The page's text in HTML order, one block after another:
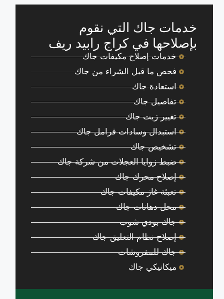
خدمات جاك التي نقوم
بإصلاحها في كراج رابيد ريف
خدمات إصلاح مكيفات جاك
فحص ما قبل الشراء من جاك
استعادة جاك
تفاصيل جاك
تغيير زيت جاك
استبدال وسادات فرامل جاك
تشخيص جاك
ضبط زوايا العجلات من شركة جاك
إصلاح محرك جاك
تعبئة غاز مكيفات جاك
محل دهانات جاك
جاك بودي شوب
إصلاح نظام التعليق جاك
جاك للمفروشات
ميكانيكي جاك